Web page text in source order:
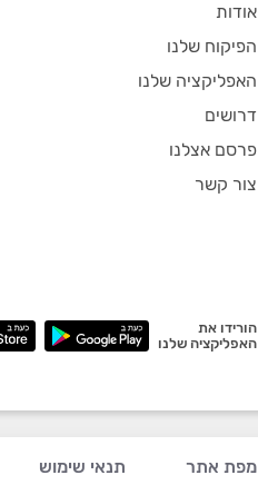
אודות
הפיקוח שלנו
האפליקציה שלנו
דרושים
פרסם אצלנו
צור קשר
הורידו את
האפליקציה שלנו
מפת אתר תנאי שימוש